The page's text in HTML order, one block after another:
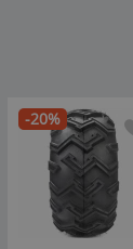
-20%